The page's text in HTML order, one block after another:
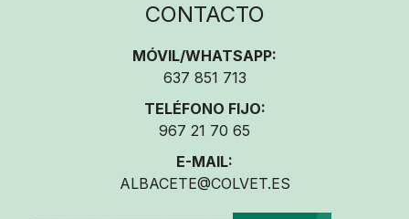
CONTACTO
MÓVIL/WHATSAPP:
637 851 713
TELÉFONO FIJO:
967 21 70 65
E-MAIL:
ALBACETE@COLVET.ES